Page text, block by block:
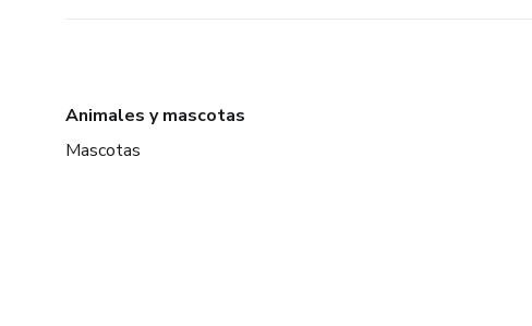
Animales y mascotas
Mascotas